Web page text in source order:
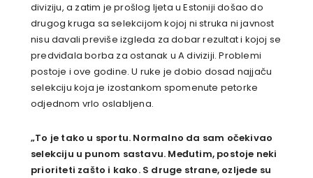
diviziju, a zatim je prošlog ljeta u Estoniji došao do
drugog kruga sa selekcijom kojoj ni struka ni javnost
nisu davali previše izgleda za dobar rezultat i kojoj se
predviđala borba za ostanak u A diviziji. Problemi
postoje i ove godine. U ruke je dobio dosad najjaču
selekciju koja je izostankom spomenute petorke
odjednom vrlo oslabljena.
„To je tako u sportu. Normalno da sam očekivao
selekciju u punom sastavu. Međutim, postoje neki
prioriteti zašto i kako. S druge strane, ozljede su